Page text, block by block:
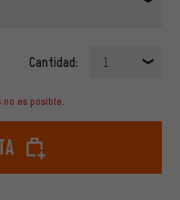
Cantidad: 1
no es posible.